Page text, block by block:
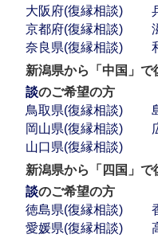
大阪府(復縁相談)
京都府(復縁相談)
奈良県(復縁相談)
新潟県から「中国」
談のご希望の方
鳥取県(復縁相談)
岡山県(復縁相談)
山口県(復縁相談)
新潟県から「四国」
談のご希望の方
徳島県(復縁相談)
愛媛県(復縁相談)